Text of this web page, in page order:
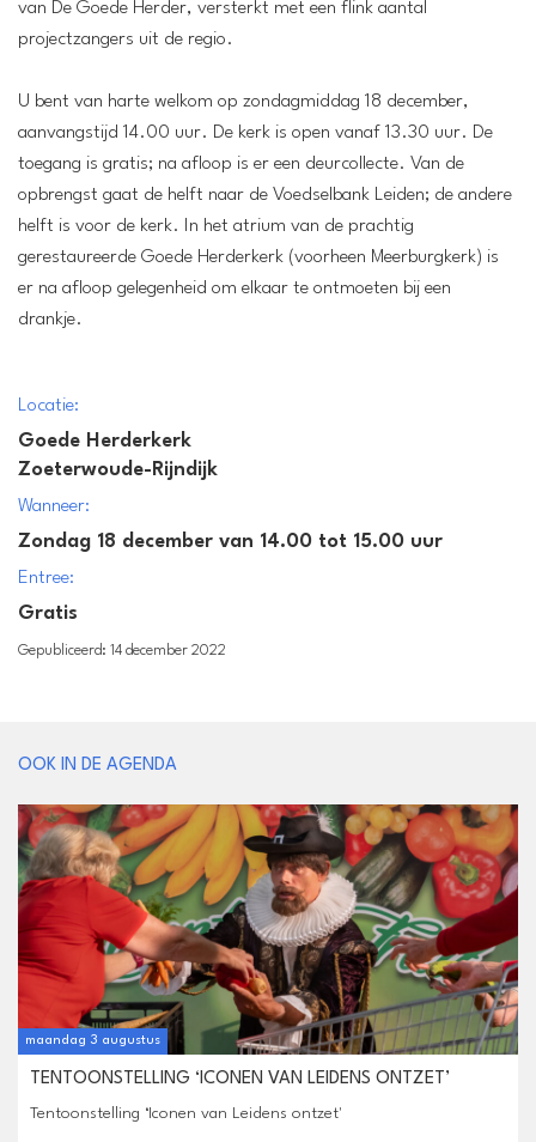
van De Goede Herder, versterkt met een flink aantal
projectzangers uit de regio.
U bent van harte welkom op zondagmiddag 18 december,
aanvangstijd 14.00 uur. De kerk is open vanaf 13.30 uur. De
toegang is gratis; na afloop is er een deurcollecte. Van de
opbrengst gaat de helft naar de Voedselbank Leiden; de andere
helft is voor de kerk. In het atrium van de prachtig
gerestaureerde Goede Herderkerk (voorheen Meerburgkerk) is
er na afloop gelegenheid om elkaar te ontmoeten bij een
drankje.
Locatie:
Goede Herderkerk
Zoeterwoude-Rijndijk
Wanneer:
Zondag 18 december van 14.00 tot 15.00 uur
Entree:
Gratis
Gepubliceerd: 14 december 2022
OOK IN DE AGENDA
maandag 3 augustus
TENTOONSTELLING ‘ICONEN VAN LEIDENS ONTZET’
Tentoonstelling ‘Iconen van Leidens ontzet'